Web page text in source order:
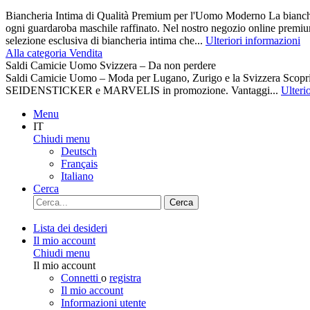
Biancheria Intima di Qualità Premium per l'Uomo Moderno La
ogni guardaroba maschile raffinato. Nel nostro negozio online
selezione esclusiva di biancheria intima che... Ulteriori informazioni
Alla categoria Vendita
Saldi Camicie Uomo Svizzera – Da non perdere
Saldi Camicie Uomo – Moda per Lugano, Zurigo e la Svizzera
SEIDENSTICKER e MARVELIS in promozione. Vantaggi...
Menu
IT
Chiudi menu
Deutsch
Français
Italiano
Cerca
Cerca
Lista dei desideri
Il mio account
Chiudi menu
Il mio account
Connetti o registra
Il mio account
Informazioni utente